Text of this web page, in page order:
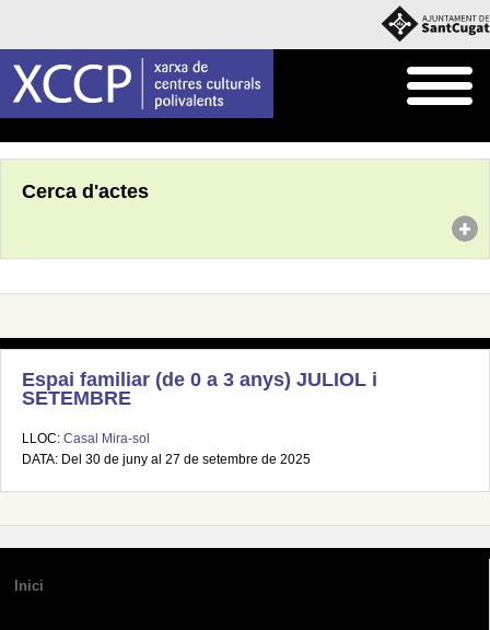
Cerca d'actes
Espai familiar (de 0 a 3 anys) JULIOL i
SETEMBRE
LLOC: Casal Mira-sol
DATA: Del 30 de juny al 27 de setembre de 2025
Inici